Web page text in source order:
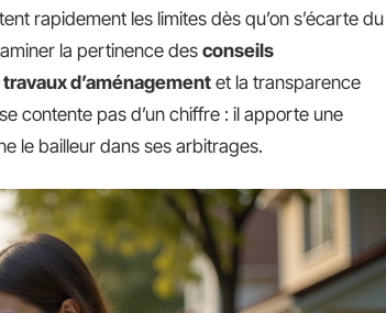
rapidement les limites dès qu’on s’écarte du
la pertinence des conseils
travaux d’aménagement et la transparence
contente pas d’un chiffre : il apporte une
le bailleur dans ses arbitrages.